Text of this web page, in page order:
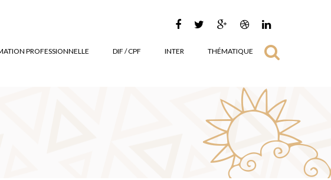
PROFESSIONNELLE DIF / CPF INTER THÉMATIQUE